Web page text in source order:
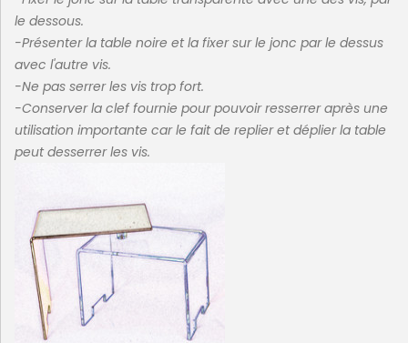
le dessous.
-Présenter la table noire et la fixer sur le jonc par le dessus
avec l'autre vis.
-Ne pas serrer les vis trop fort.
-Conserver la clef fournie pour pouvoir resserrer après une
utilisation importante car le fait de replier et déplier la table
peut desserrer les vis.